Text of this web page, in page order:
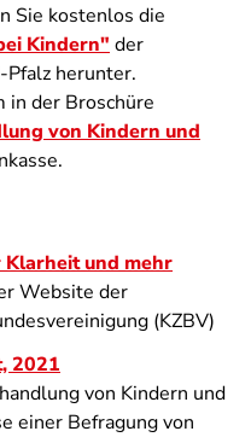
Sie kostenlos die
Kindern" der
Pfalz herunter.
in der Broschüre
von Kindern und
und mehr
Website der
(KZBV)
2021
von Kindern und
einer Befragung von